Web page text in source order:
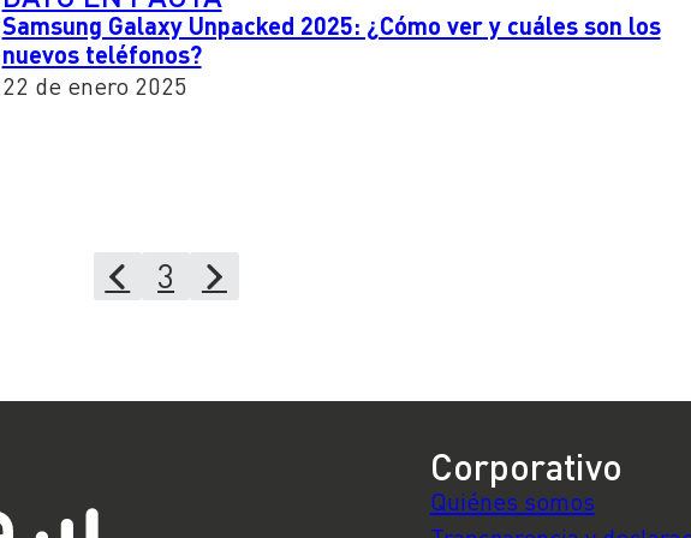
Samsung Galaxy Unpacked 2025: ¿Cómo ver y cuáles son los
nuevos teléfonos?
22 de enero 2025
3
Corporativo
Quiénes somos